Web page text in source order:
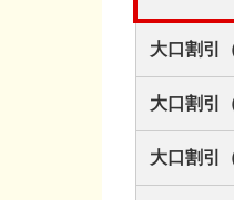
大口割引
大口割引
大口割引